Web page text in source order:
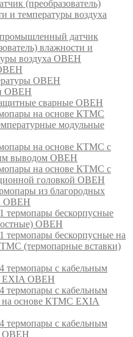
(преобразователь)
и температуры воздуха
датчик
влажности и
воздуха ОВЕН
ОВЕН
ОВЕН
сварные ОВЕН
на основе КТМС
модульные
на основе КТМС с
выводом ОВЕН
на основе КТМС с
головкой ОВЕН
из благородных
ОВЕН
бескорпусные
ОВЕН
бескорпусные на
(термопарные вставки)
термопары с кабельным
EXIA ОВЕН
термопары с кабельным
на основе КТМС EXIA
термопары с кабельным
ОВЕН